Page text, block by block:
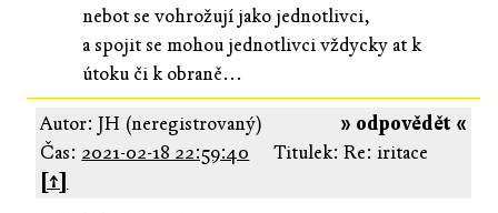
nebot se vohrožují jako jednotlivci,
a spojit se mohou jednotlivci vždycky at k
útoku či k obraně...
» odpovědět «
Autor: JH (neregistrovaný)
Čas: 2021-02-18 22:59:40
Titulek: Re: iritace
[↑]